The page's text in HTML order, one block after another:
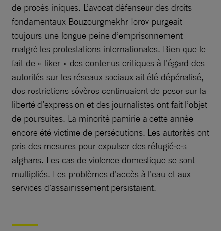
de procès iniques. L’avocat défenseur des droits
fondamentaux Bouzourgmekhr Iorov purgeait
toujours une longue peine d’emprisonnement
malgré les protestations internationales. Bien que le
fait de « liker » des contenus critiques à l’égard des
autorités sur les réseaux sociaux ait été dépénalisé,
des restrictions sévères continuaient de peser sur la
liberté d’expression et des journalistes ont fait l’objet
de poursuites. La minorité pamirie a cette année
encore été victime de persécutions. Les autorités ont
pris des mesures pour expulser des réfugié·e·s
afghans. Les cas de violence domestique se sont
multipliés. Les problèmes d’accès à l’eau et aux
services d’assainissement persistaient.